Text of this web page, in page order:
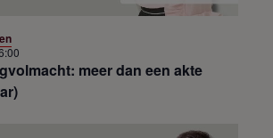
meer dan een akte